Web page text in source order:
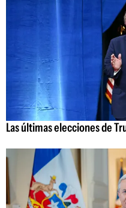
Las últimas elecciones de